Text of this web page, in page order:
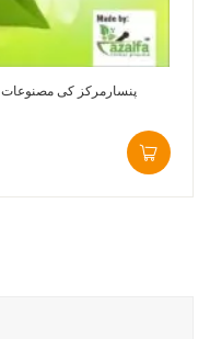
Pansar Markaz's Organic products - پنسارمرکز کی مصنوعات